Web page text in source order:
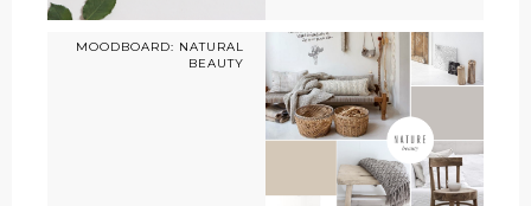
MOODBOARD: NATURAL
BEAUTY